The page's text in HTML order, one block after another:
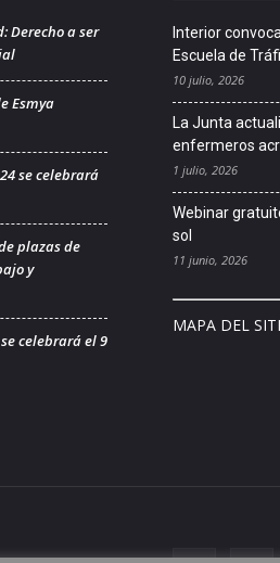
Derecho a ser
Esmya
se celebrará
plazas de
y
celebrará el 9
Interior
Escuela de
10 julio, 2026
La Junta
enfermeros
1 julio, 2026
Webinar
sol
11 junio, 2026
MAPA DEL